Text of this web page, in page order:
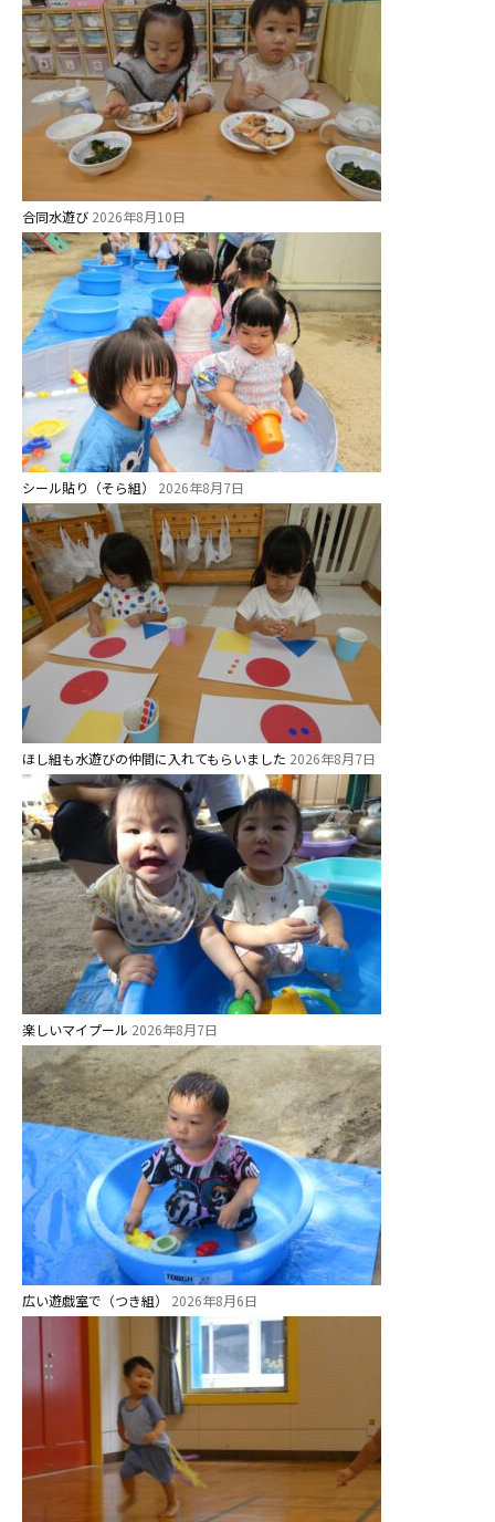
合同水遊び 2026年8月10日
シール貼り（そら組） 2026年8月7日
ほし組も水遊びの仲間に入れてもらいました 2026年8月7日
楽しいマイプール 2026年8月7日
広い遊戯室で（つき組） 2026年8月6日
お知らせ
今日の幼稚園
園児募集要項
教職員募集